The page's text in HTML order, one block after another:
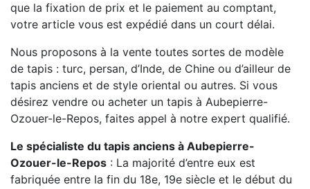
que la fixation de prix et le paiement au comptant,
votre article vous est expédié dans un court délai.
Nous proposons à la vente toutes sortes de modèle
de tapis : turc, persan, d’Inde, de Chine ou d’ailleur de
tapis anciens et de style oriental ou autres. Si vous
désirez vendre ou acheter un tapis à Aubepierre-
Ozouer-le-Repos, faites appel à notre expert qualifié.
Le spécialiste du tapis anciens à Aubepierre-
Ozouer-le-Repos : La majorité d’entre eux est
fabriquée entre la fin du 18e, 19e siècle et le début du